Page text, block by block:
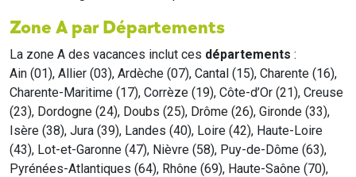
Zone A par Départements
La zone A des vacances inclut ces départements :
Ain (01), Allier (03), Ardèche (07), Cantal (15), Charente (16),
Charente-Maritime (17), Corrèze (19), Côte-d’Or (21), Creuse
(23), Dordogne (24), Doubs (25), Drôme (26), Gironde (33),
Isère (38), Jura (39), Landes (40), Loire (42), Haute-Loire
(43), Lot-et-Garonne (47), Nièvre (58), Puy-de-Dôme (63),
Pyrénées-Atlantiques (64), Rhône (69), Haute-Saône (70),